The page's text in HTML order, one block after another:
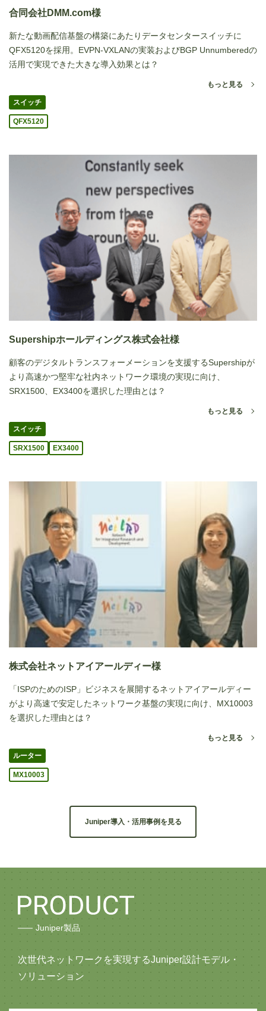
合同会社DMM.com様
新たな動画配信基盤の構築にあたりデータセンタースイッチに
QFX5120を採用。EVPN-VXLANの実装およびBGP Unnumberedの
活用で実現できた大きな導入効果とは？
もっと見る
スイッチ
QFX5120
Supershipホールディングス株式会社様
顧客のデジタルトランスフォーメーションを支援するSupershipが
より高速かつ堅牢な社内ネットワーク環境の実現に向け、
SRX1500、EX3400を選択した理由とは？
もっと見る
スイッチ
SRX1500 EX3400
株式会社ネットアイアールディー様
「ISPのためのISP」ビジネスを展開するネットアイアールディー
がより高速で安定したネットワーク基盤の実現に向け、MX10003
を選択した理由とは？
もっと見る
ルーター
MX10003
Juniper導入・活用事例を見る
Juniper製品
次世代ネットワークを実現するJuniper設計モデル・
ソリューション